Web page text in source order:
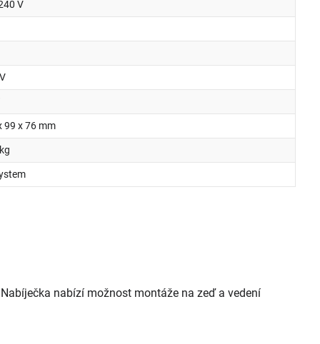
V
99 x 76 mm
nabízí možnost montáže na zeď a vedení